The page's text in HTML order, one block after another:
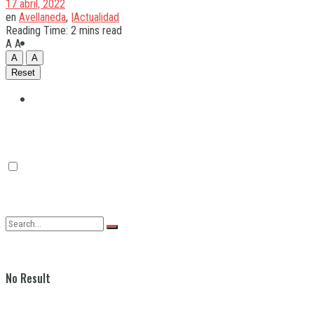
No Result
17 abril, 2022
en Avellaneda, |Actualidad
Reading Time: 2 mins read
A A
A
A
Reset